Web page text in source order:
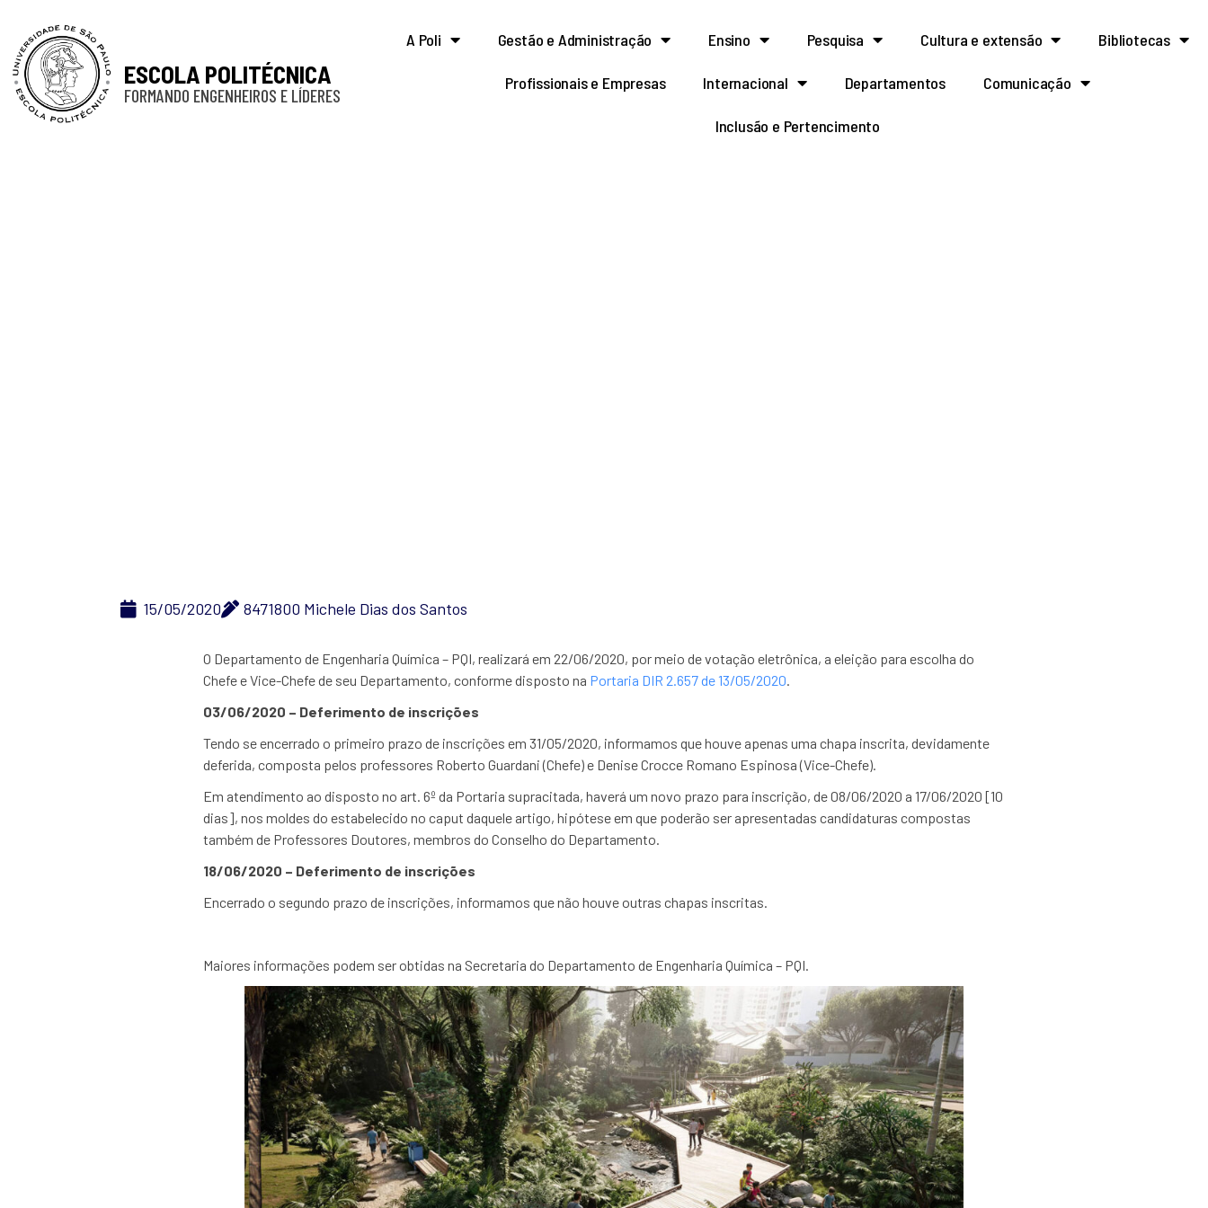
ESCOLA POLITÉCNICA
FORMANDO ENGENHEIROS E LÍDERES
A Poli Gestão e Administração Ensino Pesquisa Cultura e extensão Bibliotecas
Profissionais e Empresas Internacional Departamentos Comunicação
Inclusão e Pertencimento
15/05/2020 8471800 Michele Dias dos Santos
O Departamento de Engenharia Química – PQI, realizará em 22/06/2020, por meio de votação eletrônica, a eleição para escolha do
Chefe e Vice-Chefe de seu Departamento, conforme disposto na Portaria DIR 2.657 de 13/05/2020.
03/06/2020 – Deferimento de inscrições
Tendo se encerrado o primeiro prazo de inscrições em 31/05/2020, informamos que houve apenas uma chapa inscrita, devidamente
deferida, composta pelos professores Roberto Guardani (Chefe) e Denise Crocce Romano Espinosa (Vice-Chefe).
Em atendimento ao disposto no art. 6º da Portaria supracitada, haverá um novo prazo para inscrição, de 08/06/2020 a 17/06/2020 [10
dias], nos moldes do estabelecido no caput daquele artigo, hipótese em que poderão ser apresentadas candidaturas compostas
também de Professores Doutores, membros do Conselho do Departamento.
18/06/2020 – Deferimento de inscrições
Encerrado o segundo prazo de inscrições, informamos que não houve outras chapas inscritas.
Maiores informações podem ser obtidas na Secretaria do Departamento de Engenharia Química – PQI.